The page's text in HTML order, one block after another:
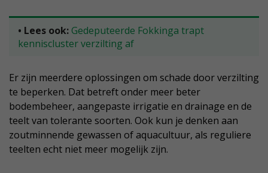
• Lees ook: Gedeputeerde Fokkinga trapt
kenniscluster verzilting af
Er zijn meerdere oplossingen om schade door verzilting
te beperken. Dat betreft onder meer beter
bodembeheer, aangepaste irrigatie en drainage en de
teelt van tolerante soorten. Ook kun je denken aan
zoutminnende gewassen of aquacultuur, als reguliere
teelten echt niet meer mogelijk zijn.